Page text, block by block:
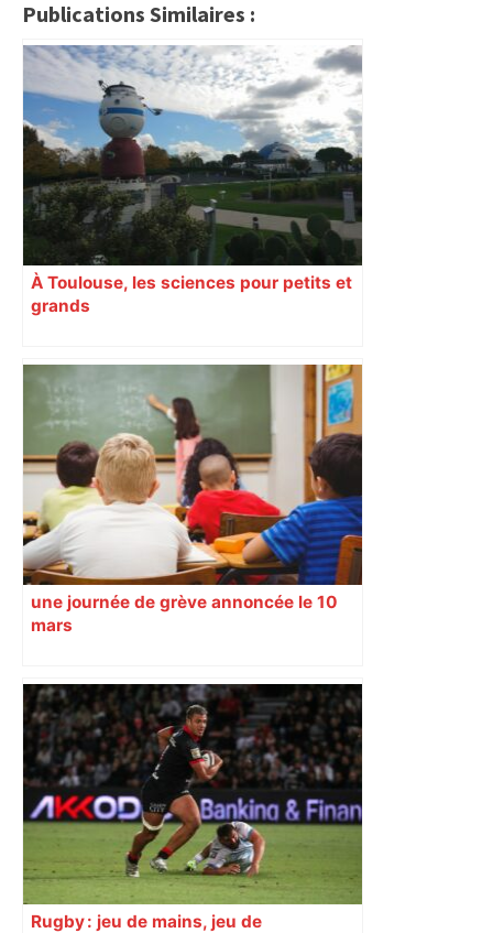
Publications Similaires :
À Toulouse, les sciences pour petits et
grands
une journée de grève annoncée le 10
mars
Rugby : jeu de mains, jeu de